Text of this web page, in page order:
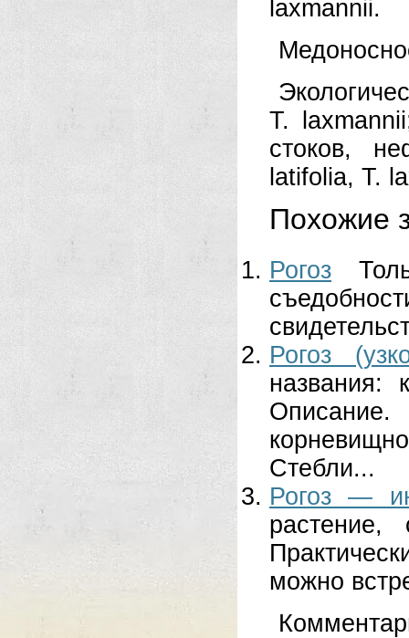
laxmannii.
Т.
стоков,
latifolia, Т.
Похожие
Рогоз
Рогоз
названия:
Стебли...
Рогоз —
растение,
можно